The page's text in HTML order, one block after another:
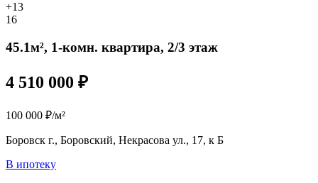
+13
16
45.1м², 1-комн. квартира, 2/3 этаж
4 510 000 ₽
100 000 ₽/м²
Боровск г., Боровский, Некрасова ул., 17, к Б
В ипотеку